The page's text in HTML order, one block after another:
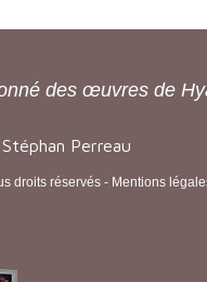
des œuvres de
Perreau
droits réservés - Mentions